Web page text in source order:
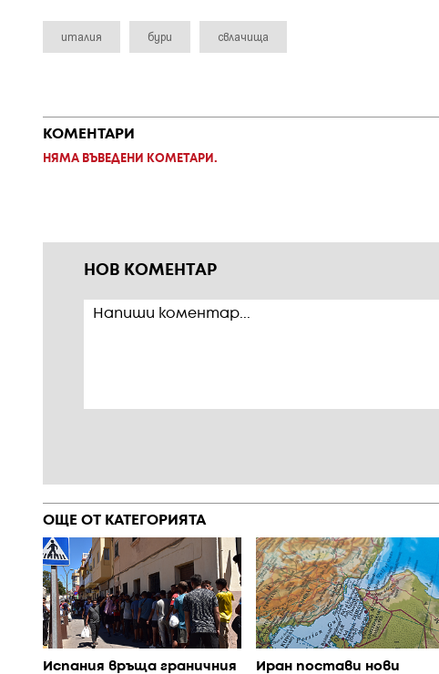
италия бури свлачища
КОМЕНТАРИ
НЯМА ВЪВЕДЕНИ КОМЕТАРИ.
НОВ КОМЕНТАР
ОЩЕ ОТ КАТЕГОРИЯТА
Испания връща граничния
Иран постави нови